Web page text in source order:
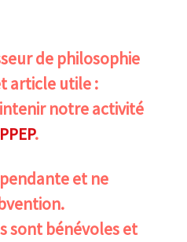
de philosophie
article utile :
notre activité
.
et ne
sont bénévoles et